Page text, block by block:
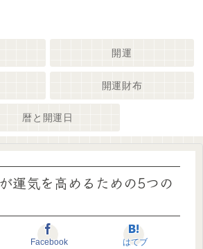
開運
開運財布
暦と開運日
運気を高めるための5つの
Facebook はてブ